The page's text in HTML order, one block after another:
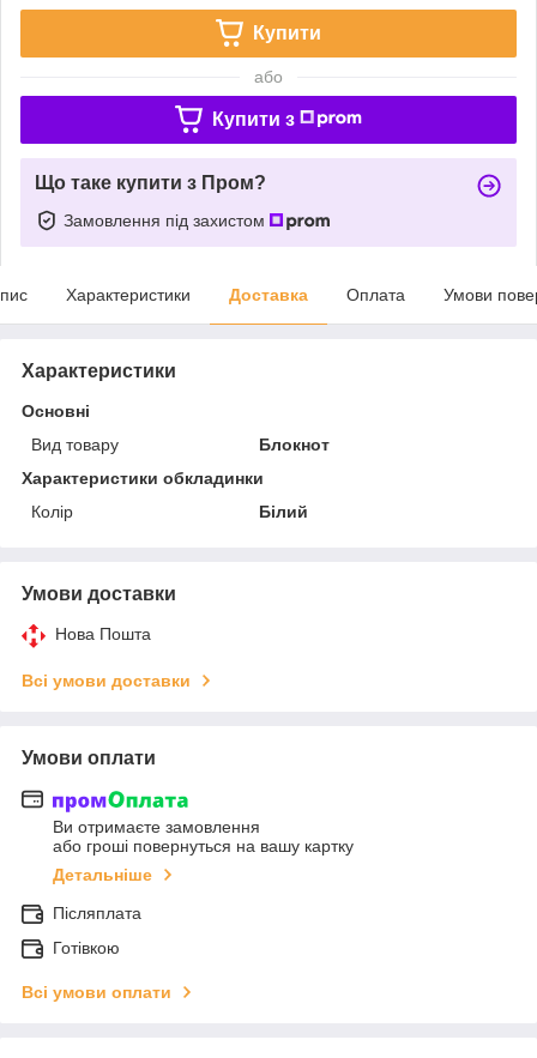
Купити
або
Купити з
Що таке купити з Пром?
Замовлення під захистом
Характеристики Доставка Оплата Умови
Характеристики
Основні
Вид товару
Блокнот
Характеристики обкладинки
Колір
Білий
Умови доставки
Нова Пошта
Всі умови доставки
Умови оплати
Ви отримаєте замовлення
або гроші повернуться на вашу картку
Детальніше
Післяплата
Готівкою
Всі умови оплати